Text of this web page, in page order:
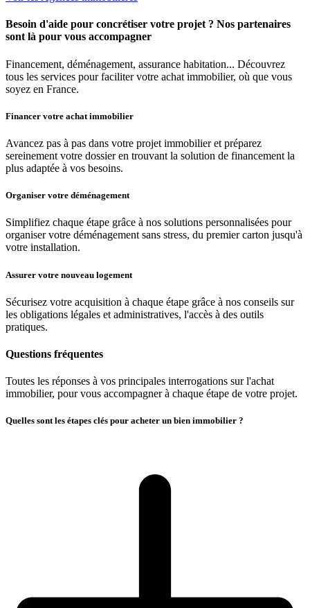
Besoin d'aide pour concrétiser votre projet ? Nos partenaires
sont là pour vous accompagner
Financement, déménagement, assurance habitation... Découvrez
tous les services pour faciliter votre achat immobilier, où que vous
soyez en France.
Financer votre achat immobilier
Avancez pas à pas dans votre projet immobilier et préparez
sereinement votre dossier en trouvant la solution de financement la
plus adaptée à vos besoins.
Organiser votre déménagement
Simplifiez chaque étape grâce à nos solutions personnalisées pour
organiser votre déménagement sans stress, du premier carton jusqu'à
votre installation.
Assurer votre nouveau logement
Sécurisez votre acquisition à chaque étape grâce à nos conseils sur
les obligations légales et administratives, l'accès à des outils
pratiques.
Questions fréquentes
Toutes les réponses à vos principales interrogations sur l'achat
immobilier, pour vous accompagner à chaque étape de votre projet.
Quelles sont les étapes clés pour acheter un bien immobilier ?